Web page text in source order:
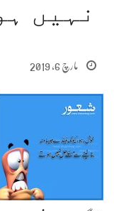
نہیں
مارچ 6, 2019